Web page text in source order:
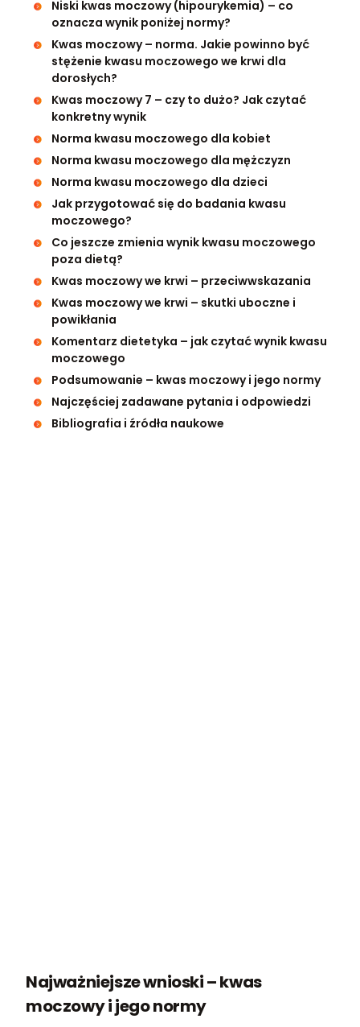
Niski kwas moczowy (hipourykemia) – co
oznacza wynik poniżej normy?
Kwas moczowy – norma. Jakie powinno być
stężenie kwasu moczowego we krwi dla
dorosłych?
Kwas moczowy 7 – czy to dużo? Jak czytać
konkretny wynik
Norma kwasu moczowego dla kobiet
Norma kwasu moczowego dla mężczyzn
Norma kwasu moczowego dla dzieci
Jak przygotować się do badania kwasu
moczowego?
Co jeszcze zmienia wynik kwasu moczowego
poza dietą?
Kwas moczowy we krwi – przeciwwskazania
Kwas moczowy we krwi – skutki uboczne i
powikłania
Komentarz dietetyka – jak czytać wynik kwasu
moczowego
Podsumowanie – kwas moczowy i jego normy
Najczęściej zadawane pytania i odpowiedzi
Bibliografia i źródła naukowe
Najważniejsze wnioski – kwas
moczowy i jego normy